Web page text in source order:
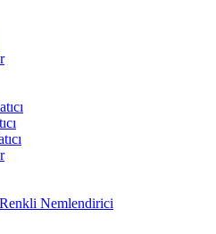
Nemlendirici